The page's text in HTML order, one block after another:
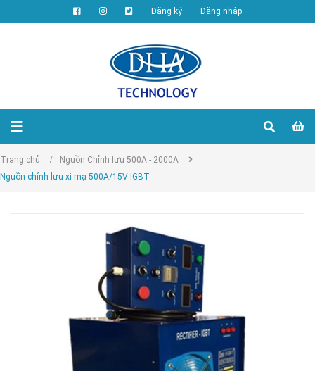
Đăng ký Đăng nhập
Trang chủ /
Nguồn Chỉnh lưu 500A - 2000A
Nguồn chỉnh lưu xi mạ 500A/15V-IGBT